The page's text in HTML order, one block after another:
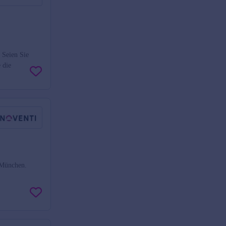
Sie